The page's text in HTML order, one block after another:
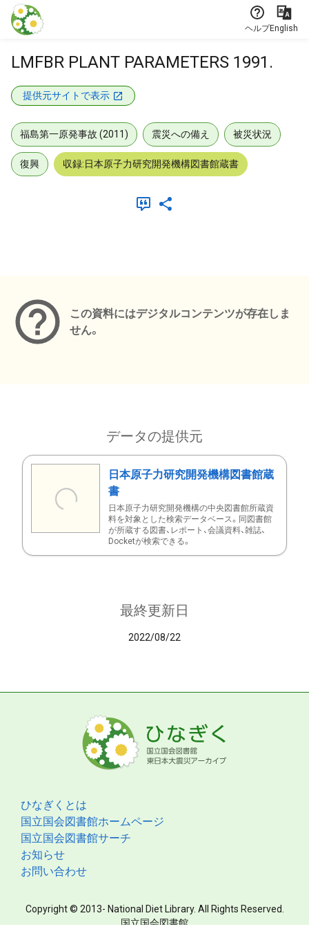
本文に飛ぶ
ヘルプEnglish
LMFBR PLANT PARAMETERS 1991.
提供元サイトで表示
福島第一原発事故 (2011) 震災への備え 被災状況
復興 収録:日本原子力研究開発機構図書館蔵書
この資料にはデジタルコンテンツが存在しま
せん。
データの提供元
日本原子力研究開発機構図書館蔵
書
日本原子力研究開発機構の中央図書館所蔵資
料を対象とした検索データベース。同図書館
が所蔵する図書、レポート、会議資料、雑誌、
Docketが検索できる。
最終更新日
2022/08/22
ひなぎくとは
国立国会図書館ホームページ
国立国会図書館サーチ
お知らせ
お問い合わせ
Copyright © 2013- National Diet Library. All Rights Reserved.